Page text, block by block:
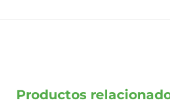
Productos